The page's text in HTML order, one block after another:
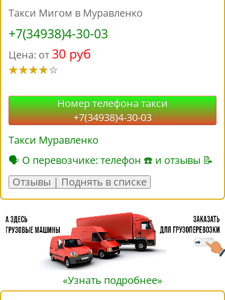
Такси Мигом в Муравленко
+7(34938)4-30-03
Цена: от 30 руб
Номер телефона такси
+7(34938)4-30-03
Такси Муравленко
🗣 О перевозчике: телефон ☎ и отзывы 📝
Отзывы | Поднять в списке
«Узнать подробнее»